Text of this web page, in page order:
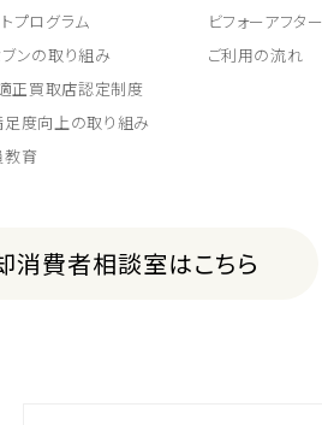
プログラム
ンの取り組み
正買取店認定制度
度向上の取り組み
教育
ビフォーアフター
ご利用の流れ
消費者相談室はこちら